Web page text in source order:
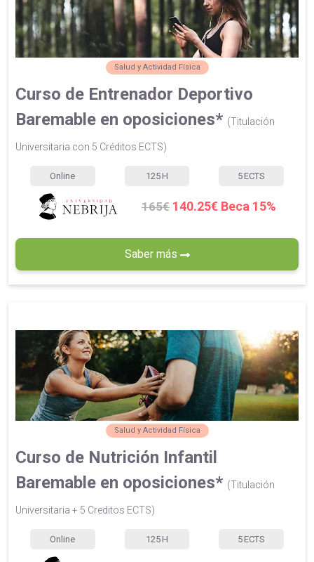
Salud y Actividad Física
Curso de Entrenador Deportivo
Baremable en oposiciones* (Titulación
Universitaria con 5 Créditos ECTS)
Online 125 H 5 ECTS
165€ 140.25€ Beca 15%
Saber más
Salud y Actividad Física
Curso de Nutrición Infantil
Baremable en oposiciones* (Titulación
Universitaria + 5 Creditos ECTS)
Online 125 H 5 ECTS